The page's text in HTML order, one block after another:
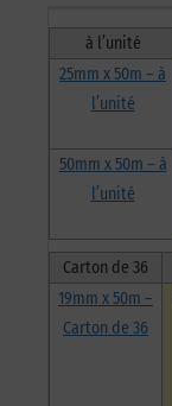
Carton
à l’unité
25mm x 50m – à
l’unité
50mm x 50m – à
l’unité
Carton de 36
19mm x 50m –
Carton de 36